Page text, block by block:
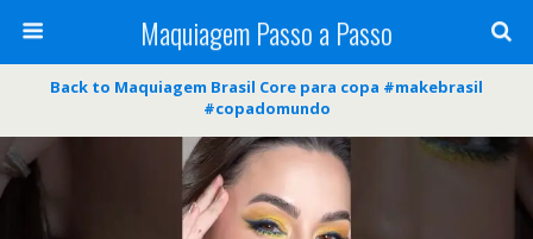
Maquiagem Passo a Passo
Back to Maquiagem Brasil Core para copa #makebrasil
#copadomundo